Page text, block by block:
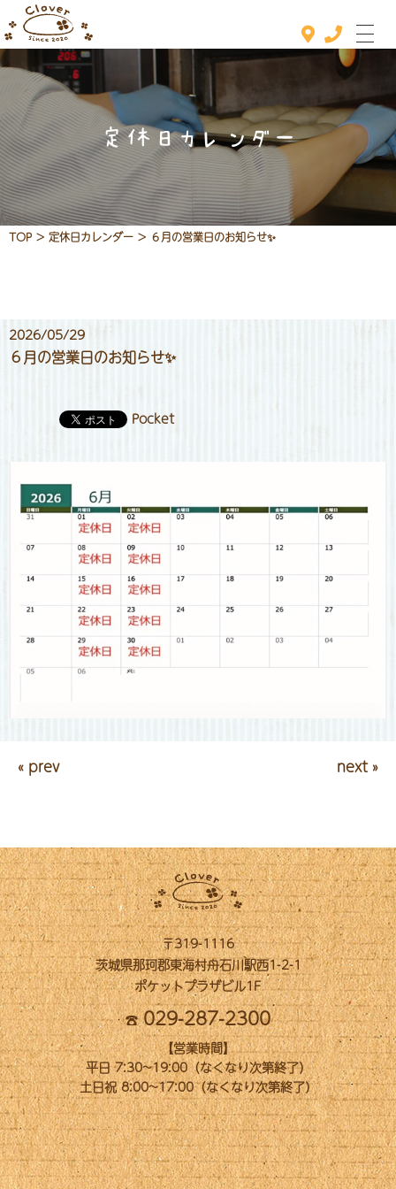
ホーム
おすすめメニュー
メニュー
お問い合わせ
定休日カレンダー
TOP > 定休日カレンダー > ６月の営業日のお知らせ✨
2026/05/29
６月の営業日のお知らせ✨
Pocket
« prev next »
〒319-1116
茨城県那珂郡東海村舟石川駅西1-2-1
ポケットプラザビル1F
029-287-2300
【営業時間】
平日 7:30~19:00（なくなり次第終了）
土日祝 8:00~17:00（なくなり次第終了）